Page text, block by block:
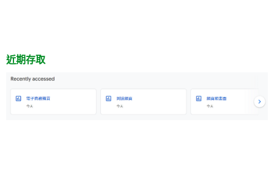
近期存取